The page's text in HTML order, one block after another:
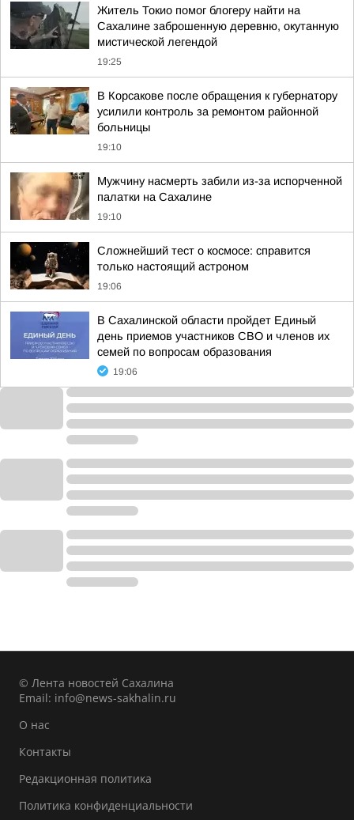
Житель Токио помог блогеру найти на
Сахалине заброшенную деревню, окутанную
мистической легендой
19:25
В Корсакове после обращения к губернатору
усилили контроль за ремонтом районной
больницы
19:10
Мужчину насмерть забили из-за испорченной
палатки на Сахалине
19:10
Сложнейший тест о космосе: справится
только настоящий астроном
19:06
В Сахалинской области пройдет Единый
день приемов участников СВО и членов их
семей по вопросам образования
19:06
© Лента новостей Сахалина
Email: info@news-sakhalin.ru
О нас
Контакты
Редакционная политика
Политика конфиденциальности